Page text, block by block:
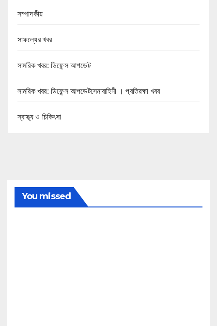
সম্পাদকীয়
সাফল্যের খবর
সামরিক খবর: ডিফেন্স আপডেট
সামরিক খবর: ডিফেন্স আপডেটসেনাবাহিনী । প্রতিরক্ষা খবর
স্বাস্থ্য ও চিকিৎসা
You missed